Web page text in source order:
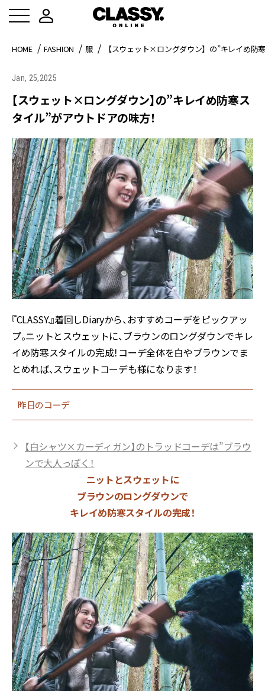
HOME FASHION 服 【スウェット×ロングダウン】の”キレイめ防
Jan, 25,2025
【スウェット×ロングダウン】の”キレイめ防寒ス
タイル”がアウトドアの味方！
『CLASSY.』着回しDiaryから、おすすめコーデをピックアッ
プ。ニットとスウェットに、ブラウンのロングダウンでキレ
イめ防寒スタイルの完成！コーデ全体を白やブラウンでま
とめれば、スウェットコーデも様になります！
昨日のコーデ
【白シャツ×カーディガン】のトラッドコーデは”ブラウ
ンで大人っぽく！
ニットとスウェットに
ブラウンのロングダウンで
キレイめ防寒スタイルの完成！